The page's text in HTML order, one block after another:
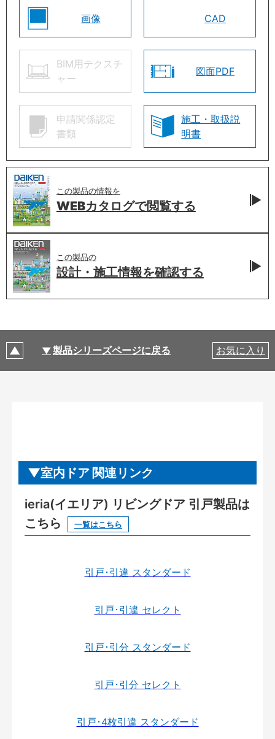
画像 CAD
BIM用テクスチ
ャー
図面PDF
申請関係認定
書類
施工・取扱説
明書
この製品の情報を
WEBカタログで閲覧する
この製品の
設計・施工情報を確認する
製品シリーズページに戻る お気に入り
室内ドア 関連リンク
ieria(イエリア) リビングドア 引戸製品は
こちら
一覧はこちら
引戸･引違 スタンダード
引戸･引違 セレクト
引戸･引分 スタンダード
引戸･引分 セレクト
引戸･4枚引違 スタンダード